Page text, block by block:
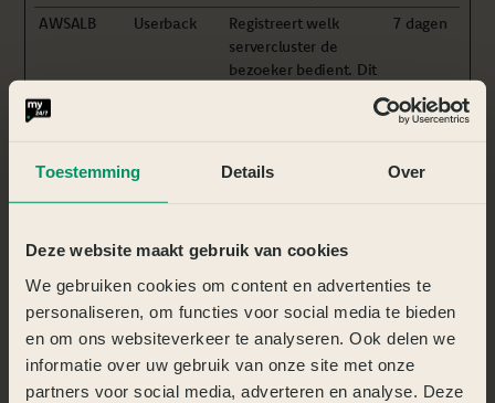
Toestemming Details Over
Deze website maakt gebruik van cookies
We gebruiken cookies om content en advertenties te
personaliseren, om functies voor social media te bieden
en om ons websiteverkeer te analyseren. Ook delen we
informatie over uw gebruik van onze site met onze
partners voor social media, adverteren en analyse. Deze
AWSALB Userback
Registreert welk
servercluster de
bezoeker bedient. Dit
gebruikerservaring te
7 dagen
RS
servercluster de
wordt gebruikt in
samenhang met
trafficverdeling, om de
gebruikerservaring te
optimaliseren.